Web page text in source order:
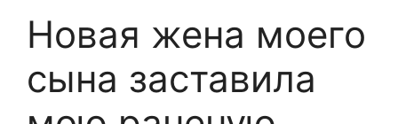
Новая жена моего
сына заставила